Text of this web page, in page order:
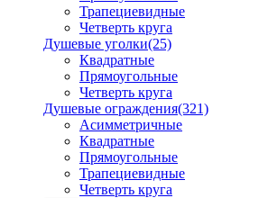
Трапециевидные
Четверть круга
Душевые уголки(25)
Квадратные
Прямоугольные
Четверть круга
Душевые ограждения(321)
Асимметричные
Квадратные
Прямоугольные
Трапециевидные
Четверть круга